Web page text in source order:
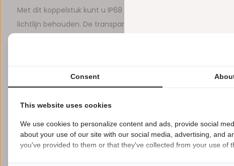
Met dit koppelstuk kunt u IP68 COB LED strips aan elkaar
lichtlijn behouden. De transparante blokjes kunnen in het
Reviews
from Based on 0 reviews
Er zijn nog geen reviews geschreven over dit product..
Consent
This website uses cookies
We use cookies to personalize content and ads, provide social
about your use of our site with our social media, advertising, and
you've provided to them or that they've collected from your use of